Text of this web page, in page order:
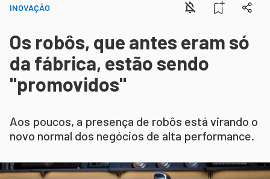
INOVAÇÃO
Os robôs, que antes eram só
da fábrica, estão sendo
"promovidos"
Aos poucos, a presença de robôs está virando o
novo normal dos negócios de alta performance.